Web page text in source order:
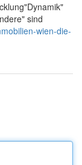
sind
wien-die-